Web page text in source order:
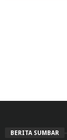
BERITA SUMBAR